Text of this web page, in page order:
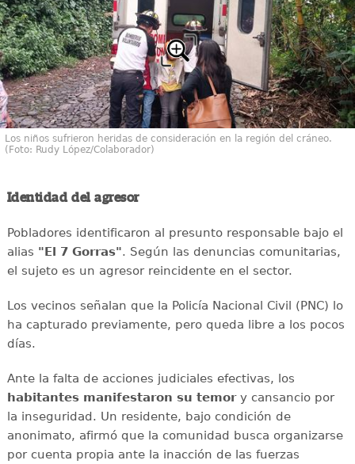
Los niños sufrieron heridas de consideración en la región del cráneo.
(Foto: Rudy López/Colaborador)
Identidad del agresor
Pobladores identificaron al presunto responsable bajo el
alias "El 7 Gorras". Según las denuncias comunitarias,
el sujeto es un agresor reincidente en el sector.
Los vecinos señalan que la Policía Nacional Civil (PNC) lo
ha capturado previamente, pero queda libre a los pocos
días.
Ante la falta de acciones judiciales efectivas, los
habitantes manifestaron su temory cansancio por
la inseguridad. Un residente, bajo condición de
anonimato, afirmó que la comunidad busca organizarse
por cuenta propia ante la inacción de las fuerzas